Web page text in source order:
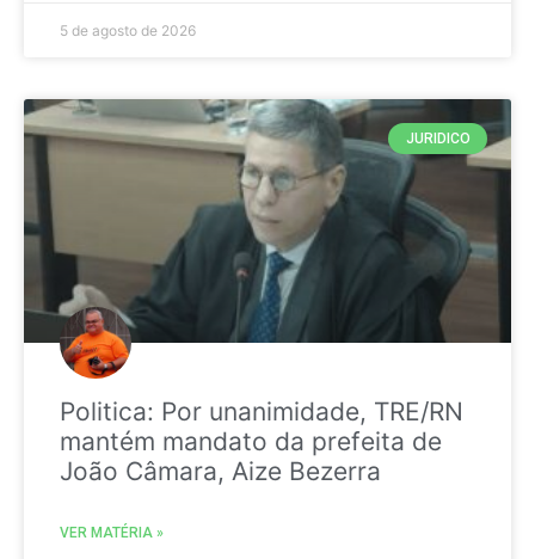
5 de agosto de 2026
JURIDICO
Politica: Por unanimidade, TRE/RN
mantém mandato da prefeita de
João Câmara, Aize Bezerra
VER MATÉRIA »